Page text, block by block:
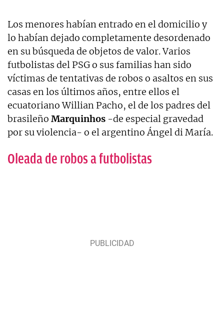
Los menores habían entrado en el domicilio y
lo habían dejado completamente desordenado
en su búsqueda de objetos de valor. Varios
futbolistas del PSG o sus familias han sido
víctimas de tentativas de robos o asaltos en sus
casas en los últimos años, entre ellos el
ecuatoriano Willian Pacho, el de los padres del
brasileño Marquinhos -de especial gravedad
por su violencia- o el argentino Ángel di María.
Oleada de robos a futbolistas